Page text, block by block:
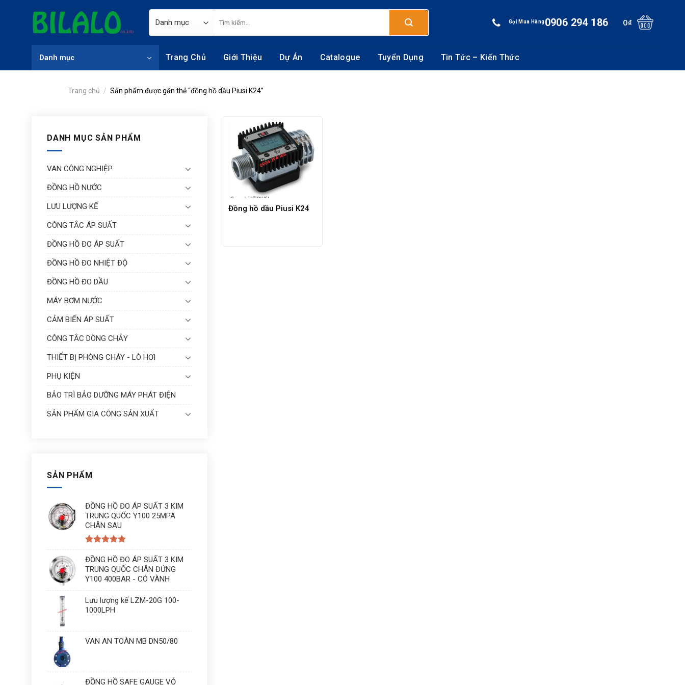
kiếm:
Gọi Mua Hàng0906 294 186 0₫
Danh mục Trang Chủ Giới Thiệu Dự Án Catalogue Tuyển Dụng Tin Tức – Kiến Thức
Trang chủ / Sản phẩm được gắn thẻ “đồng hồ dầu Piusi K24”
DANH MỤC SẢN PHẨM
VAN CÔNG NGHIỆP
ĐỒNG HỒ NƯỚC
LƯU LƯỢNG KẾ
CÔNG TẮC ÁP SUẤT
ĐỒNG HỒ ĐO ÁP SUẤT
ĐỒNG HỒ ĐO NHIỆT ĐỘ
ĐỒNG HỒ ĐO DẦU
MÁY BƠM NƯỚC
CẢM BIẾN ÁP SUẤT
CÔNG TẮC DÒNG CHẢY
THIẾT BỊ PHÒNG CHÁY - LÒ HƠI
PHỤ KIỆN
BẢO TRÌ BẢO DƯỠNG MÁY PHÁT ĐIỆN
SẢN PHẨM GIA CÔNG SẢN XUẤT
SẢN PHẨM
ĐỒNG HỒ ĐO ÁP SUẤT 3 KIM
TRUNG QUỐC Y100 25MPA
CHÂN SAU
Được xếp
hạng 55
sao
ĐỒNG HỒ ĐO ÁP SUẤT 3 KIM
TRUNG QUỐC CHÂN ĐỨNG
Y100 400BAR - CÓ VÀNH
Lưu lượng kế LZM-20G 100-
1000LPH
VAN AN TOÀN MB DN50/80
ĐỒNG HỒ SAFE GAUGE VỎ
Đồng hồ dầu Piusi K24